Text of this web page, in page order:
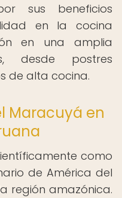
sus beneficios
en la cocina
en una amplia
desde postres
de alta cocina.
Maracuyá en
como
de América del
región amazónica.